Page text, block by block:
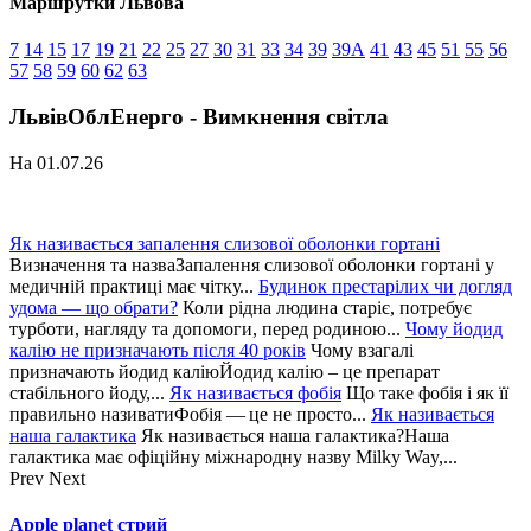
7 14 15 17 19 21 22 25 27 30 31 33 34 39 39А 41 43 45 51 55 56
57 58 59 60 62 63
ЛьвівОблЕнерго - Вимкнення світла
На 01.07.26
Як називається запалення слизової оболонки гортані
Визначення та назваЗапалення слизової оболонки гортані у
медичній практиці має чітку... Будинок престарілих чи догляд
удома — що обрати? Коли рідна людина старіє, потребує
турботи, нагляду та допомоги, перед родиною... Чому йодид
калію не призначають після 40 років Чому взагалі
призначають йодид каліюЙодид калію – це препарат
стабільного йоду,... Як називається фобія Що таке фобія і як її
правильно називатиФобія — це не просто... Як називається
наша галактика Як називається наша галактика?Наша
галактика має офіційну міжнародну назву Milky Way,...
Prev Next
Apple planet стрий